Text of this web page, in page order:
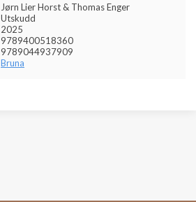
Jørn Lier Horst & Thomas Enger
Utskudd
2025
9789400518360
9789044937909
Bruna